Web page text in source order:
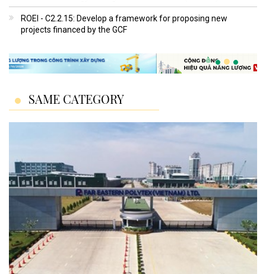
ROEI - C2.2.15: Develop a framework for proposing new
projects financed by the GCF
SAME CATEGORY